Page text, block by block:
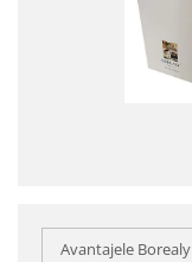
Avantajele Borealy